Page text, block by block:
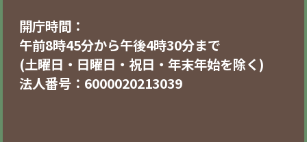
開庁時間：
午前8時45分から午後4時30分まで
(土曜日・日曜日・祝日・年末年始を除く)
法人番号：6000020213039